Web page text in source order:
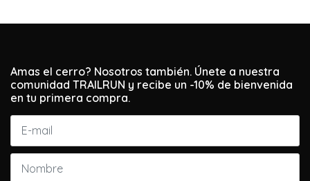
Amas el cerro? Nosotros también. Únete a nuestra
comunidad TRAILRUN y recibe un -10% de bienvenida
en tu primera compra.